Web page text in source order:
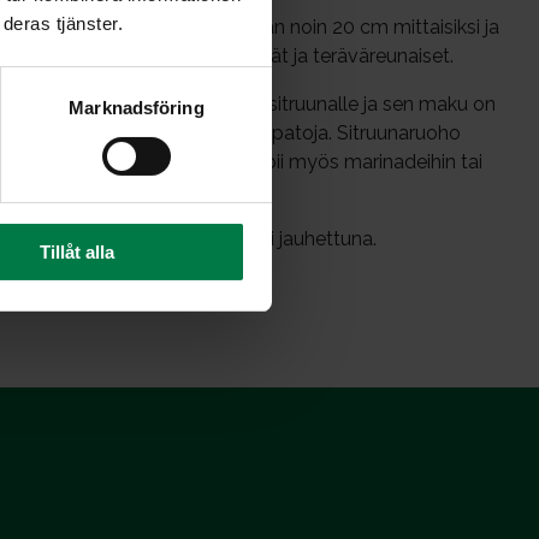
tjänster.
Marknadsföring
Tillåt alla
Kasvin varret leikataan noin 20 cm mittaisiksi ja
purjoa. Lehdet ovat pitkät ja teräväreunaiset.
Leikattu varsi tuoksuu sitruunalle ja sen maku on
kalaruokia, keittoja ja patoja. Sitruunaruoho
jauhettuna sitruunaruoho sopii myös marinadeihin tai
pakastaa joko paloina tai jauhettuna.